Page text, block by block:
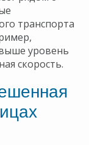
транспорта
уровень
скорость.